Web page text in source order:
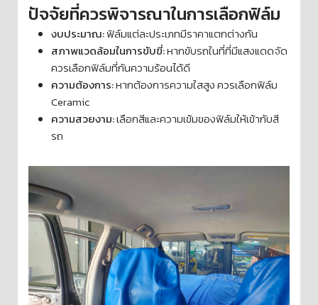
ปัจจัยที่ควรพิจารณาในการเลือกฟิล์ม
งบประมาณ:ฟิล์มแต่ละประเภทมีราคาแตกต่างกัน
สภาพแวดล้อมในการขับขี่:หากขับรถในที่ที่มีแสงแดดจัด
ควรเลือกฟิล์มที่กันความร้อนได้ดี
ความต้องการ:หากต้องการความใสสูง ควรเลือกฟิล์ม
Ceramic
ความสวยงาม:เลือกสีและความเข้มของฟิล์มให้เข้ากับสี
รถ